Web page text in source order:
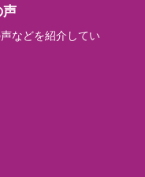
などを紹介してい